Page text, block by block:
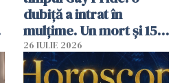
dubiță a intrat în
mulțime. Un mort și 15
răniți
26 IULIE 2026